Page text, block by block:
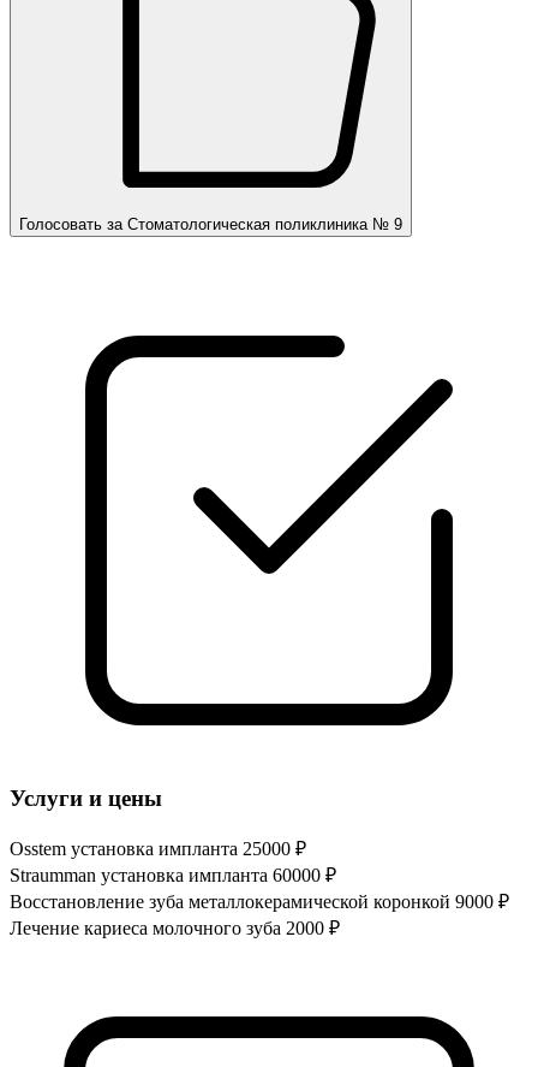
Голосовать за Стоматологическая поликлиника № 9
Услуги и цены
Osstem установка импланта 25000 ₽
Straumman установка импланта 60000 ₽
Восстановление зуба металлокерамической коронкой 9000 ₽
Лечение кариеса молочного зуба 2000 ₽